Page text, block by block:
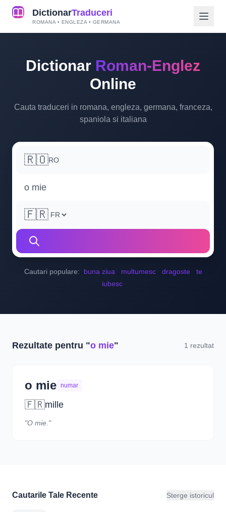
DictionarTraduceri
ROMANA • ENGLEZA • GERMANA
Dictionar Roman-Englez
Online
Cauta traduceri in romana, engleza, germana, franceza,
spaniola si italiana
🇷🇴RO
🇫🇷
Cautari populare: buna ziua multumesc dragoste
te
iubesc
Rezultate pentru "o mie" 1 rezultat
o mie numar
🇫🇷mille
"O mie."
Cautarile Tale Recente Sterge istoricul